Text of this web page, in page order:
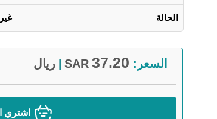
الحالة
السعر: 37.20
SAR ريال
اشتري